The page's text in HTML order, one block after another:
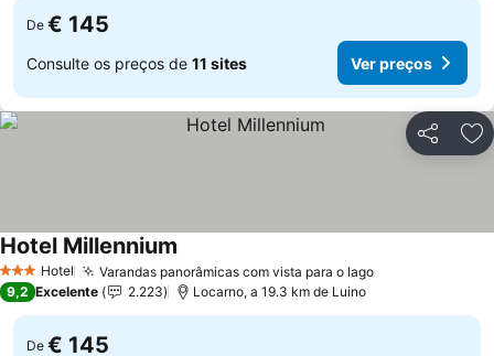
De € 145
Consulte os preços de 11 sites Ver preços
Partilhar
3 EstrelasHotel Varandas panorâmicas com vista para o lago
Hotel Millennium
9,2 Excelente 2.223 Locarno, a 19.3 km de Luino
De € 145